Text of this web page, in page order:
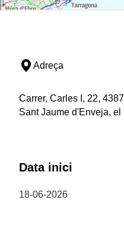
Adreça
Carrer, Carles I, 22,
Sant Jaume d'Enveja, el
Data inici
18-06-2026